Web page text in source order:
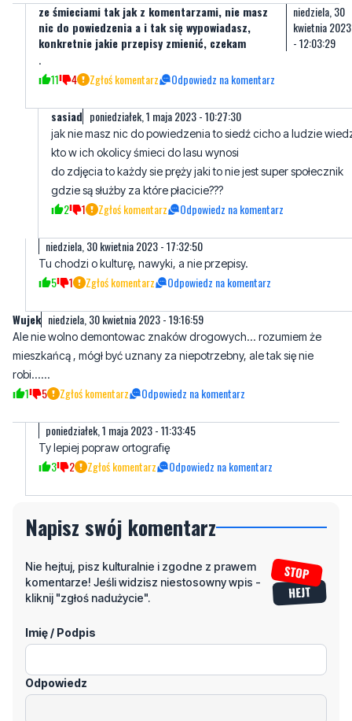
ze śmieciami tak jak z komentarzami, nie masz
nic do powiedzenia a i tak się wypowiadasz,
konkretnie jakie przepisy zmienić, czekam
niedziela, 30
kwietnia 2023
- 12:03:29
.
11 4 Zgłoś komentarz Odpowiedz na komentarz
sasiad poniedziałek, 1 maja 2023 - 10:27:30
jak nie masz nic do powiedzenia to siedź cicho a ludzie
kto w ich okolicy śmieci do lasu wynosi
do zdjęcia to każdy sie pręży jaki to nie jest super społecznik
gdzie są służby za które płacicie???
2 1 Zgłoś komentarz Odpowiedz na komentarz
niedziela, 30 kwietnia 2023 - 17:32:50
Tu chodzi o kulturę, nawyki, a nie przepisy.
5 1 Zgłoś komentarz Odpowiedz na komentarz
Wujek niedziela, 30 kwietnia 2023 - 19:16:59
Ale nie wolno demontowac znaków drogowych... rozumiem że
mieszkańcą , mógł być uznany za niepotrzebny, ale tak się nie
robi......
1 5 Zgłoś komentarz Odpowiedz na komentarz
poniedziałek, 1 maja 2023 - 11:33:45
Ty lepiej popraw ortografię
3 2 Zgłoś komentarz Odpowiedz na komentarz
Napisz swój komentarz
Nie hejtuj, pisz kulturalnie i zgodne z prawem
komentarze! Jeśli widzisz niestosowny wpis -
kliknij "zgłoś nadużycie".
Imię / Podpis
Odpowiedz